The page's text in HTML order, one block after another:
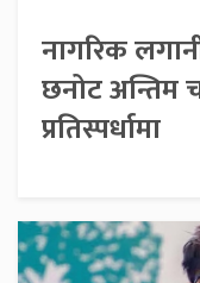
नागरिक
छनोट अन्तिम
प्रतिस्पर्धामा